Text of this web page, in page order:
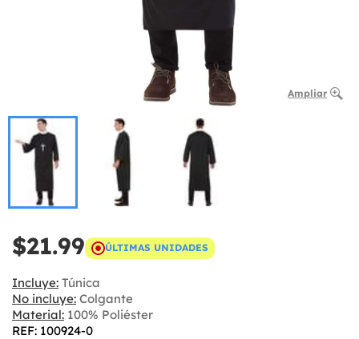
Ampliar
$21.99 ÚLTIMAS UNIDADES
Incluye: Túnica
No incluye: Colgante
Material: 100% Poliéster
REF: 100924-0